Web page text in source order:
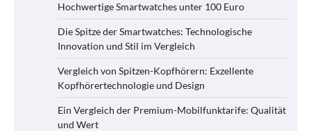
Hochwertige Smartwatches unter 100 Euro
Die Spitze der Smartwatches: Technologische
Innovation und Stil im Vergleich
Vergleich von Spitzen-Kopfhörern: Exzellente
Kopfhörertechnologie und Design
Ein Vergleich der Premium-Mobilfunktarife: Qualität
und Wert